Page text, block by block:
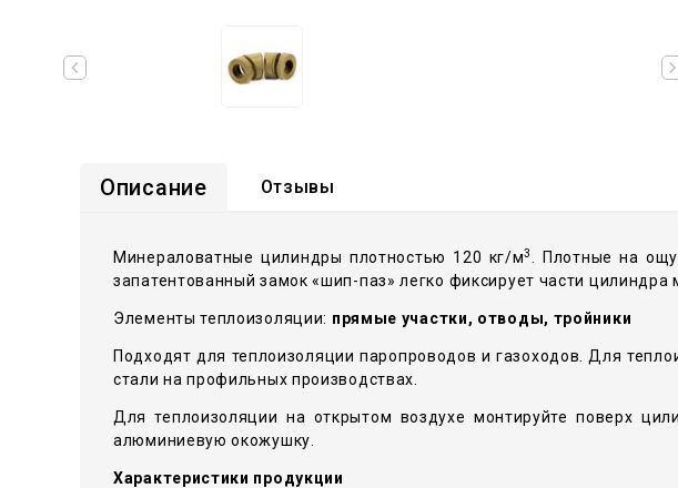
Описание Отзывы
Минераловатные цилиндры плотностью 120 кг/м3
. Плотные на
запатентованный замок «шип-паз» легко фиксирует части цилиндра
Элементы теплоизоляции: прямые участки, отводы, тройники
Подходят для теплоизоляции паропроводов и газоходов. Для
стали на профильных производствах.
Для теплоизоляции на открытом воздухе монтируйте поверх
алюминиевую окожушку.
Характеристики продукции